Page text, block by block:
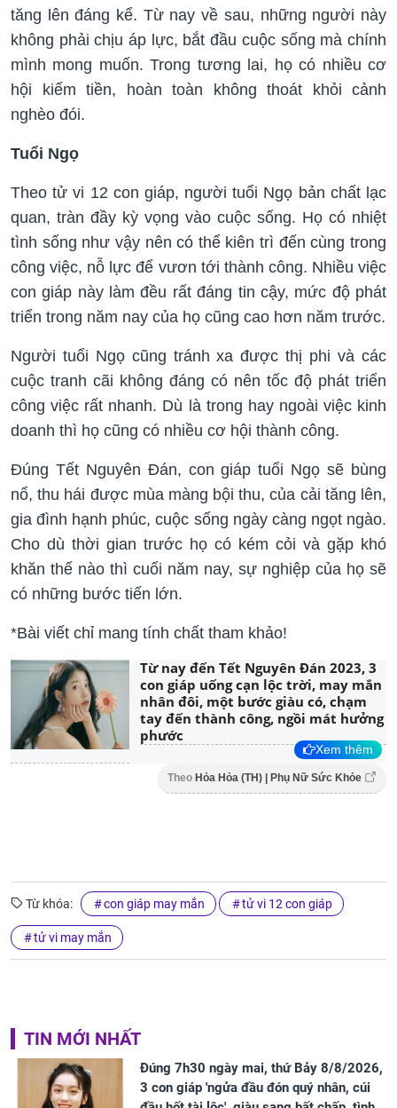
tăng lên đáng kể. Từ nay về sau, những người này
không phải chịu áp lực, bắt đầu cuộc sống mà chính
mình mong muốn. Trong tương lai, họ có nhiều cơ
hội kiếm tiền, hoàn toàn không thoát khỏi cảnh
nghèo đói.
Tuổi Ngọ
Theo tử vi 12 con giáp, người tuổi Ngọ bản chất lạc
quan, tràn đầy kỳ vọng vào cuộc sống. Họ có nhiệt
tình sống như vậy nên có thể kiên trì đến cùng trong
công việc, nỗ lực để vươn tới thành công. Nhiều việc
con giáp này làm đều rất đáng tin cậy, mức độ phát
triển trong năm nay của họ cũng cao hơn năm trước.
Người tuổi Ngọ cũng tránh xa được thị phi và các
cuộc tranh cãi không đáng có nên tốc độ phát triển
công việc rất nhanh. Dù là trong hay ngoài việc kinh
doanh thì họ cũng có nhiều cơ hội thành công.
Đúng Tết Nguyên Đán, con giáp tuổi Ngọ sẽ bùng
nổ, thu hái được mùa màng bội thu, của cải tăng lên,
gia đình hạnh phúc, cuộc sống ngày càng ngọt ngào.
Cho dù thời gian trước họ có kém cỏi và gặp khó
khăn thế nào thì cuối năm nay, sự nghiệp của họ sẽ
có những bước tiến lớn.
*Bài viết chỉ mang tính chất tham khảo!
Từ nay đến Tết Nguyên Đán 2023, 3
con giáp uống cạn lộc trời, may mắn
nhân đôi, một bước giàu có, chạm
tay đến thành công, ngồi mát hưởng
phước
Xem thêm
Theo Hỏa Hỏa (TH) | Phụ Nữ Sức Khỏe
Từ khóa: con giáp may mắn tử vi 12 con giáp
tử vi may mắn
TIN MỚI NHẤT
Đúng 7h30 ngày mai, thứ Bảy 8/8/2026,
3 con giáp 'ngửa đầu đón quý nhân, cúi